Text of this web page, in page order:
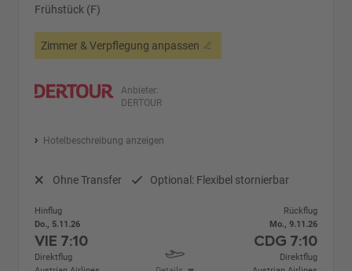
Frühstück (F)
Zimmer & Verpflegung anpassen
Anbieter:
DERTOUR
Hotelbeschreibung anzeigen
Ohne Transfer Optional: Flexibel stornierbar
Hinflug
Do., 5.11.26
VIE 7:10
Direktflug
Rückflug
Mo., 9.11.26
CDG 7:10
Direktflug